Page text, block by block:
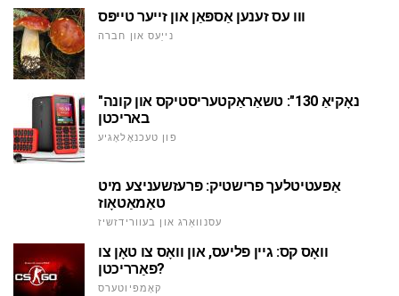
ווו עס זענען אַספּאַן און זייער טייפּס
נייַעס און חברה
"נאָקיאַ 130": טשאַראַקטעריסטיקס און קונה
באריכטן
פון טעכנאָלאָגיע
אַפּעטיטלעך פרישטיק: פּרעזשעניצע מיט
טאַמאַטאָוז
עסנוואַרג און בעוורידזשיז
וואָס קס: גיין פליעס, און וואָס צו טאָן צו
פאַרריכטן?
קאָמפּיוטערס